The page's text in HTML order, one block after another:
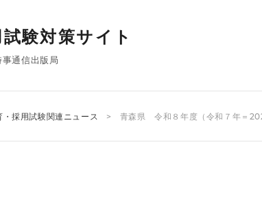
験対策サイト
事通信出版局
・採用試験関連ニュース 青森県 令和８年度（令和７年＝